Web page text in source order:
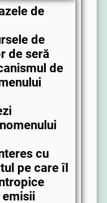
de
de
de seră
de
cu
pe care îl